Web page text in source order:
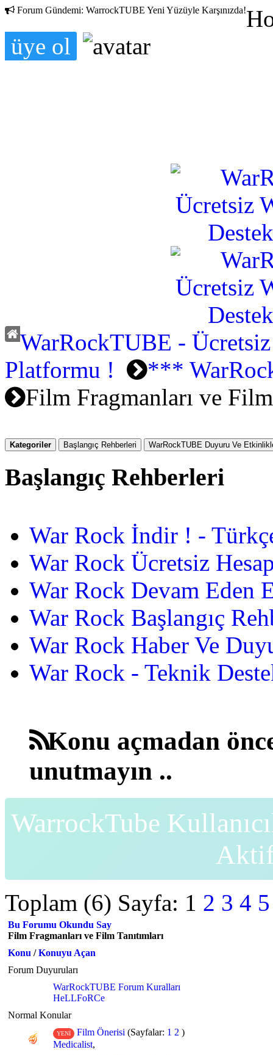
Forum Gündemi: WarrockTUBE Yeni Yüzüyle Karşınızda!
üye ol
WarRockTUBE -
Platformu !
***
Film Fragmanları ve Film
Kategoriler Başlangıç Rehberleri WarRockTUBE Duyuru Ve
Başlangıç Rehberleri
War Rock İndir ! -
War Rock Ücretsiz
War Rock Devam Eden
War Rock Başlangıç
War Rock Haber Ve
War Rock - Teknik
Konu açmadan
unutmayın ..
WarrockTube
Toplam (6) Sayfa: 1 2 3 4 5
Bu Forumu Okundu Say
Film Fragmanları ve Film Tanıtımları
Konu /Konuyu Açan
Forum Duyuruları
WarRockTUBE Forum Kuralları
HeLLFoRCe
Normal Konular
YENİ Film Önerisi (Sayfalar: 1 2 )
Medicalist,